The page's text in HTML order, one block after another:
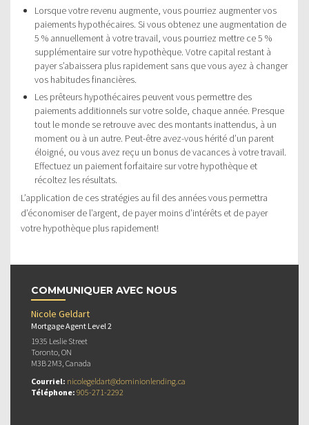
Lorsque votre revenu augmente, vous pourriez augmenter vos
paiements hypothécaires. Si vous obtenez une augmentation de
5 % annuellement à votre travail, vous pourriez mettre ce 5 %
supplémentaire sur votre hypothèque. Votre capital restant à
payer s’abaissera plus rapidement sans que vous ayez à changer
vos habitudes financières.
Les prêteurs hypothécaires peuvent vous permettre des
paiements additionnels sur votre solde, chaque année. Presque
tout le monde se retrouve avec des montants inattendus, à un
moment ou à un autre. Peut-être avez-vous hérité d’un parent
éloigné, ou vous avez reçu un bonus de vacances à votre travail.
Effectuez un paiement forfaitaire sur votre hypothèque et
récoltez les résultats.
L’application de ces stratégies au fil des années vous permettra
d’économiser de l’argent, de payer moins d’intérêts et de payer
votre hypothèque plus rapidement!
COMMUNIQUER AVEC NOUS
Nicole Geldart
Mortgage Agent Level 2
1935 Leslie Street
Toronto, ON
M3B 2M3, Canada
Courriel: nicolegeldart@dominionlending.ca
Téléphone: 905-271-2292